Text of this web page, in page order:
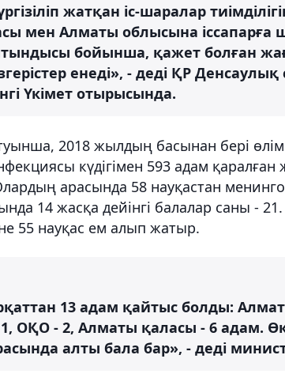
жатқан іс-шаралар
мен Алматы облысына
бойынша, қажет болған
енеді», - деді ҚР
Үкімет отырысында.
2018 жылдың басынан бері
күдігімен 593 адам қаралған
арасында 58 науқастан
14 жасқа дейінгі балалар саны -
55 науқас ем алып жатыр.
13 адам қайтыс болды:
ОҚО - 2, Алматы қаласы - 6 адам.
алты бала бар», - деді